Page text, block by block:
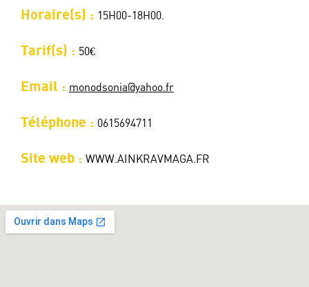
Horaire(s) : 15H00-18H00.
Tarif(s) : 50€
Email : monodsonia@yahoo.fr
Téléphone : 0615694711
Site web : WWW.AINKRAVMAGA.FR